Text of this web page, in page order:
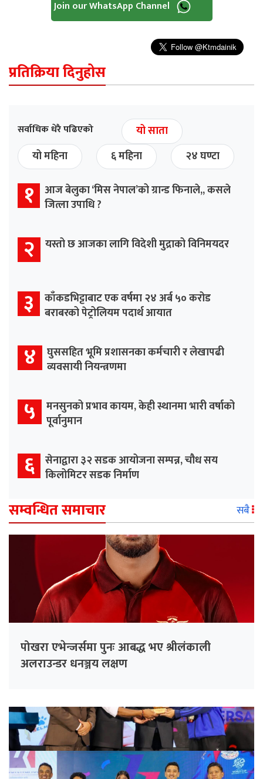
Join our WhatsApp Channel
प्रतिक्रिया दिनुहोस
सर्वाधिक धेरै पढिएको
यो साता
यो महिना
६ महिना २४ घण्टा
१ आज बेलुका ‘मिस नेपाल’को ग्रान्ड फिनाले,, कसले
जित्ला उपाधि ?
२ यस्तो छ आजका लागि विदेशी मुद्राको विनिमयदर
३ काँकडभिट्टाबाट एक वर्षमा २४ अर्ब ५० करोड
बराबरको पेट्रोलियम पदार्थ आयात
४ घुससहित भूमि प्रशासनका कर्मचारी र लेखापढी
व्यवसायी नियन्त्रणमा
५ मनसुनको प्रभाव कायम, केही स्थानमा भारी वर्षाको
पूर्वानुमान
६ सेनाद्वारा ३२ सडक आयोजना सम्पन्न, चौध सय
किलोमिटर सडक निर्माण
सम्वन्धित समाचार सबै
पोखरा एभेन्जर्समा पुनः आबद्ध भए श्रीलंकाली
अलराउन्डर धनञ्जय लक्षण